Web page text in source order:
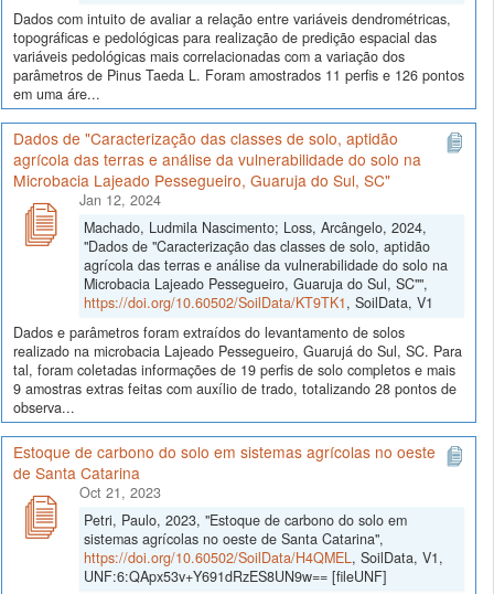
Dados com intuito de avaliar a relação entre variáveis dendrométricas,
topográficas e pedológicas para realização de predição espacial das
variáveis pedológicas mais correlacionadas com a variação dos
parâmetros de Pinus Taeda L. Foram amostrados 11 perfis e 126 pontos
em uma áre...
Dados de "Caracterização das classes de solo, aptidão
agrícola das terras e análise da vulnerabilidade do solo na
Microbacia Lajeado Pessegueiro, Guaruja do Sul, SC"
Jan 12, 2024
Machado, Ludmila Nascimento; Loss, Arcângelo, 2024,
"Dados de "Caracterização das classes de solo, aptidão
agrícola das terras e análise da vulnerabilidade do solo na
Microbacia Lajeado Pessegueiro, Guaruja do Sul, SC"",
https://doi.org/10.60502/SoilData/KT9TK1, SoilData, V1
Dados e parâmetros foram extraídos do levantamento de solos
realizado na microbacia Lajeado Pessegueiro, Guarujá do Sul, SC. Para
tal, foram coletadas informações de 19 perfis de solo completos e mais
9 amostras extras feitas com auxílio de trado, totalizando 28 pontos de
observa...
Estoque de carbono do solo em sistemas agrícolas no oeste
de Santa Catarina
Oct 21, 2023
Petri, Paulo, 2023, "Estoque de carbono do solo em
sistemas agrícolas no oeste de Santa Catarina",
https://doi.org/10.60502/SoilData/H4QMEL, SoilData, V1,
UNF:6:QApx53v+Y691dRzES8UN9w== [fileUNF]